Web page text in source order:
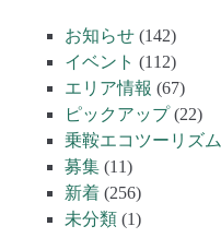
お知らせ (142)
イベント (112)
エリア情報 (67)
ピックアップ(22)
乗鞍エコツーリズム
募集 (11)
新着 (256)
未分類 (1)